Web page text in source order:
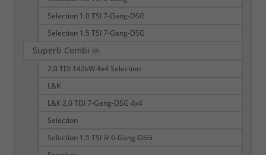
Selection 1.0 TSI 7-Gang-DSG
Selection 1.5 TSI 7-Gang-DSG
Superb Combi 89
2.0 TDI 142kW 4x4 Selection
L&K
L&K 2.0 TDI 7-Gang-DSG 4x4
Selection
Selection 1.5 TSI iV 6-Gang-DSG